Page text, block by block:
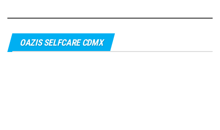
OAZIS SELFCARE CDMX